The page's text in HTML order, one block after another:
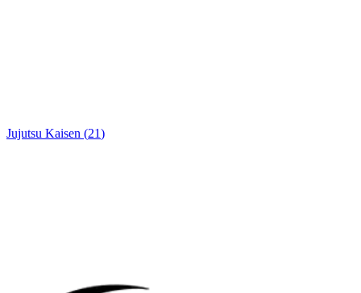
Jujutsu Kaisen (21)